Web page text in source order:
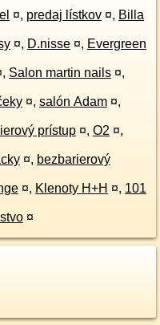
¤, predaj lístkov ¤, Billa
¤, D.nisse ¤, Evergreen
, Salon martin nails ¤,
¤, salón Adam ¤,
prístup ¤, O2 ¤,
¤, bezbarierový
¤, Klenoty H+H ¤, 101
¤